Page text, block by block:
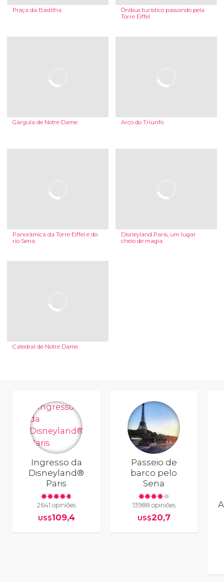
Praça da Bastilha
Ônibus turístico passando pela
Torre Eiffel
Gárgula de Notre Dame Arco do Triunfo
Panorâmica da Torre Eiffel e do
rio Sena
Disneyland Paris, um lugar
cheio de magia
Catedral de Notre Dame
Ingresso da
Disneyland®
Paris
2641 opiniões
US$109,4
Passeio de
barco pelo
Sena
13988 opiniões
US$20,7